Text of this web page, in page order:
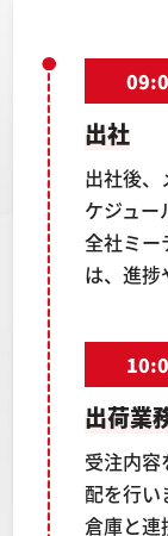
出社
出社後、
ケジュー
全社ミー
は、進捗
出荷業
受注内
配を行い
倉庫と連